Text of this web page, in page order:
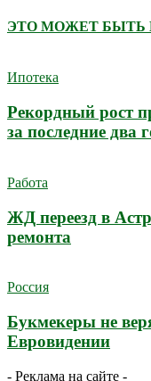
ЭТО МОЖЕТ БЫТЬ
Ипотека
Рекордный рост
за последние два
Работа
ЖД переезд в
ремонта
Россия
Букмекеры не
Евровидении
- Реклама на сайте -